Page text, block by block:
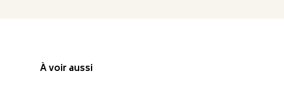
À voir aussi